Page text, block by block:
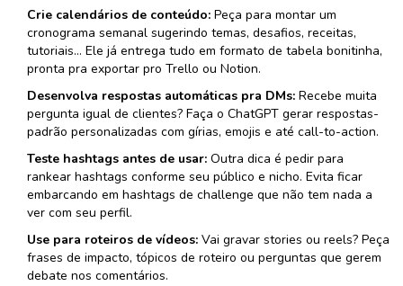
Crie calendários de conteúdo: Peça para montar um
cronograma semanal sugerindo temas, desafios, receitas,
tutoriais… Ele já entrega tudo em formato de tabela bonitinha,
pronta pra exportar pro Trello ou Notion.
Desenvolva respostas automáticas pra DMs: Recebe muita
pergunta igual de clientes? Faça o ChatGPT gerar respostas-
padrão personalizadas com gírias, emojis e até call-to-action.
Teste hashtags antes de usar: Outra dica é pedir para
rankear hashtags conforme seu público e nicho. Evita ficar
embarcando em hashtags de challenge que não tem nada a
ver com seu perfil.
Use para roteiros de vídeos: Vai gravar stories ou reels? Peça
frases de impacto, tópicos de roteiro ou perguntas que gerem
debate nos comentários.